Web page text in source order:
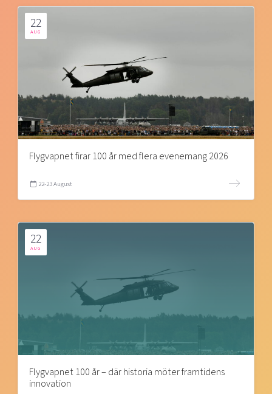
22
AUG
Flygvapnet firar 100 år med flera evenemang 2026
22-23 August
22
AUG
Flygvapnet 100 år – där historia möter framtidens
innovation